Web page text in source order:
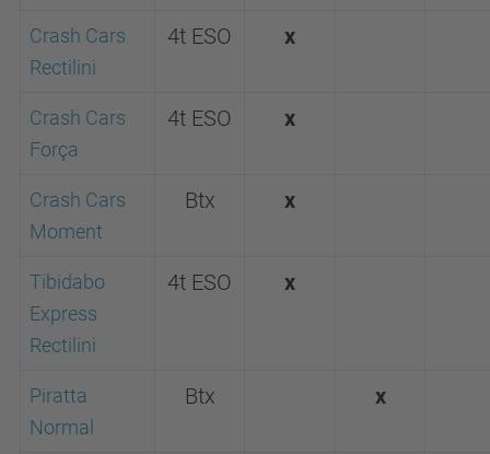
Crash Cars
Rectilini
4t ESO x
Crash Cars
Força
4t ESO x
Crash Cars
Moment
Btx x
Tibidabo
Express
Rectilini
4t ESO x
Piratta
Normal
Btx x